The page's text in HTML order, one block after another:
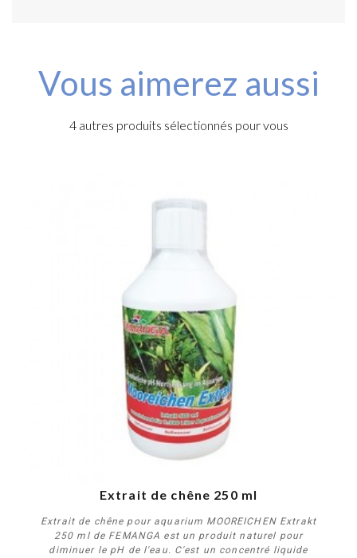
Vous aimerez aussi
4 autres produits sélectionnés pour vous
Extrait de chêne 250 ml
Extrait de chêne pour aquarium MOOREICHEN Extrakt
250 ml de FEMANGA est un produit naturel pour
diminuer le pH de l'eau. C'est un concentré liquide